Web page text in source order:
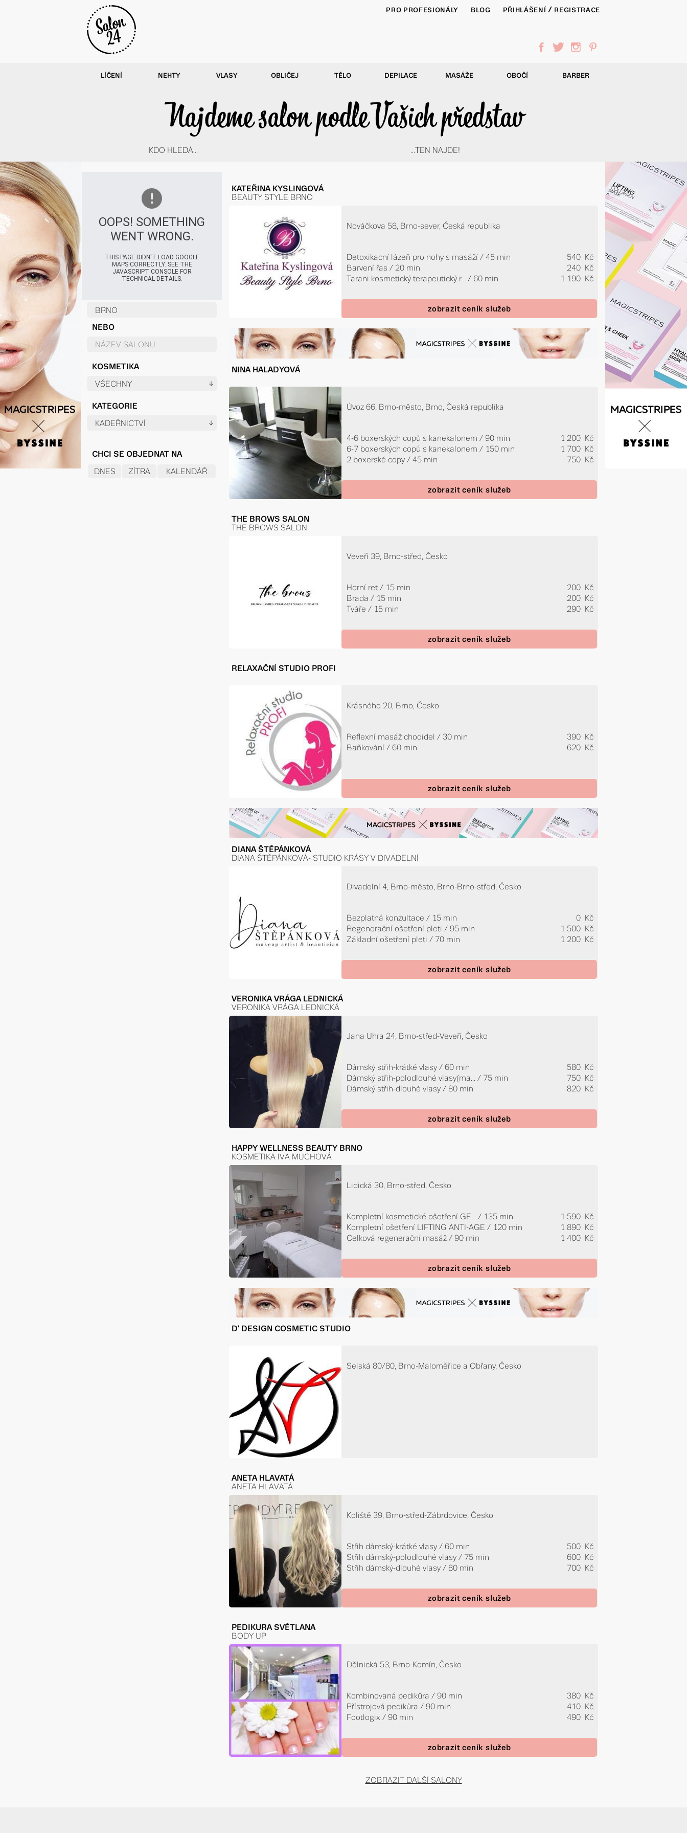
PRO PROFESIONÁLY BLOG PŘIHLÁŠENÍ / REGISTRACE
f t i p
LÍČENÍ NEHTY VLASY OBLIČEJ TĚLO DEPILACE MASÁŽE OBOČÍ BARBER
Najdeme salon podle Vašich představ
KDO HLEDÁ... ...TEN NAJDE!
OOPS! SOMETHING
WENT WRONG.
THIS PAGE DIDN'T LOAD GOOGLE
MAPS CORRECTLY. SEE THE
JAVASCRIPT CONSOLE FOR
TECHNICAL DETAILS.
NEBO
KOSMETIKA
KATEGORIE
CHCI SE OBJEDNAT NA
DNES
ZÍTRA KALENDÁŘ
KATEŘINA KYSLINGOVÁ
BEAUTY STYLE BRNO
Nováčkova 58, Brno-sever, Česká republika
Detoxikacní lázeň pro nohy s masáží / 45 min
540 Kč
Barvení řas / 20 min
240 Kč
Tarani kosmetický terapeutický r...
/ 60 min 1 190 Kč
zobrazit ceník služeb
NINA HALADYOVÁ
Úvoz 66, Brno-město, Brno, Česká republika
4-6 boxerských copů s kanekalonem / 90 min
1 200 Kč
6-7 boxerských copů s kanekalonem / 150 min
1 700 Kč
2 boxerské copy / 45 min
750 Kč
zobrazit ceník služeb
THE BROWS SALON
THE BROWS SALON
Veveří 39, Brno-střed, Česko
Horní ret / 15 min
200 Kč
Brada / 15 min
200 Kč
Tváře / 15 min
290 Kč
zobrazit ceník služeb
RELAXAČNÍ STUDIO PROFI
Krásného 20, Brno, Česko
Reflexní masáž chodidel / 30 min
390 Kč
Baňkování / 60 min
620 Kč
zobrazit ceník služeb
DIANA ŠTĚPÁNKOVÁ
DIANA ŠTĚPÁNKOVÁ- STUDIO KRÁSY V DIVADELNÍ
Divadelní 4, Brno-město, Brno-Brno-střed, Česko
Bezplatná konzultace / 15 min
0 Kč
Regenerační ošetření pleti / 95 min
1 500 Kč
Základní ošetření pleti / 70 min
1 200 Kč
zobrazit ceník služeb
VERONIKA VRÁGA LEDNICKÁ
VERONIKA VRÁGA LEDNICKÁ
Jana Uhra 24, Brno-střed-Veveří, Česko
Dámský střih-krátké vlasy / 60 min
580 Kč
Dámský střih-polodlouhé vlasy(ma...
/ 75 min
750 Kč
Dámský střih-dlouhé vlasy / 80 min
820 Kč
zobrazit ceník služeb
HAPPY WELLNESS BEAUTY BRNO
KOSMETIKA IVA MUCHOVÁ
Lidická 30, Brno-střed, Česko
Kompletní kosmetické ošetření GE... / 135 min
1 590 Kč
Kompletní ošetření LIFTING ANTI-AGE / 120 min
1 890 Kč
Celková regenerační masáž / 90 min
1 400 Kč
zobrazit ceník služeb
D' DESIGN COSMETIC STUDIO
Selská 80/80, Brno-Maloměřice a Obřany, Česko
ANETA HLAVATÁ
ANETA HLAVATÁ
Koliště 39, Brno-střed-Zábrdovice, Česko
Střih dámský-krátké vlasy / 60 min
500 Kč
Střih dámský-polodlouhé vlasy / 75 min
600 Kč
Střih dámský-dlouhé vlasy / 80 min
700 Kč
zobrazit ceník služeb
PEDIKURA SVĚTLANA
BODY UP
Dělnická 53, Brno-Komín, Česko
Kombinovaná pedikůra / 90 min
380 Kč
Přístrojová pedikůra / 90 min
410 Kč
Footlogix / 90 min
490 Kč
zobrazit ceník služeb
ZOBRAZIT DALŠÍ SALONY